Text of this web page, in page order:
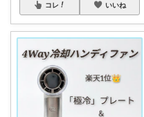
コレ いいね